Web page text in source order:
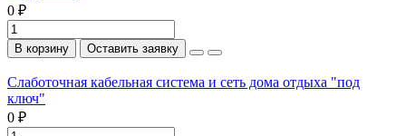
0 ₽
В корзину Оставить заявку
Слаботочная кабельная система и сеть дома отдыха "под
ключ"
0 ₽